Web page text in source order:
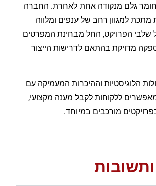
גלם מנקודה אחת לאחרת. החברה
למגוון רחב של ענפים ומלווה
שלבי הפרויקט, החל מבחינת המפרטים
מדויקת בהתאם לדרישות הייצור
הלוגיסטיות וההיכרות המעמיקה עם
ללקוחות לקבל מענה מקצועי,
מורכבים במיוחד.